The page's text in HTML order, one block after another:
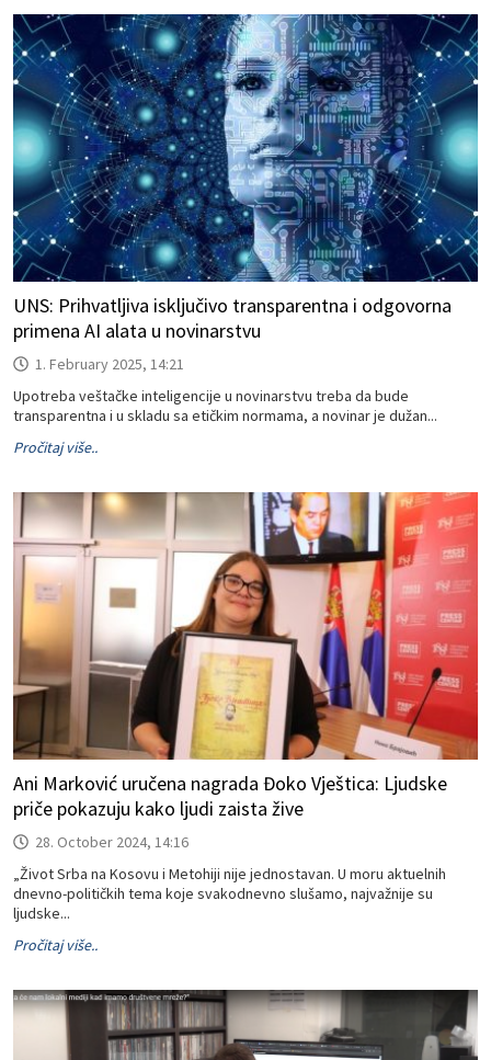
UNS: Prihvatljiva isključivo transparentna i odgovorna
primena AI alata u novinarstvu
1. February 2025, 14:21
Upotreba veštačke inteligencije u novinarstvu treba da bude
transparentna i u skladu sa etičkim normama, a novinar je dužan...
Pročitaj više..
Ani Marković uručena nagrada Đoko Vještica: Ljudske
priče pokazuju kako ljudi zaista žive
28. October 2024, 14:16
„Život Srba na Kosovu i Metohiji nije jednostavan. U moru aktuelnih
dnevno-političkih tema koje svakodnevno slušamo, najvažnije su
ljudske...
Pročitaj više..